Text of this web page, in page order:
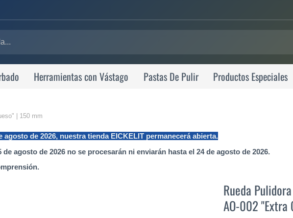
Herramientas con Vástago Pastas De Pulir Productos Especiales
| 150 mm
de 2026, nuestra tienda EICKELIT permanecerá abierta.
agosto de 2026 no se procesarán ni enviarán hasta el 24 de agosto de 2026.
Rueda
AO-002 "Extra